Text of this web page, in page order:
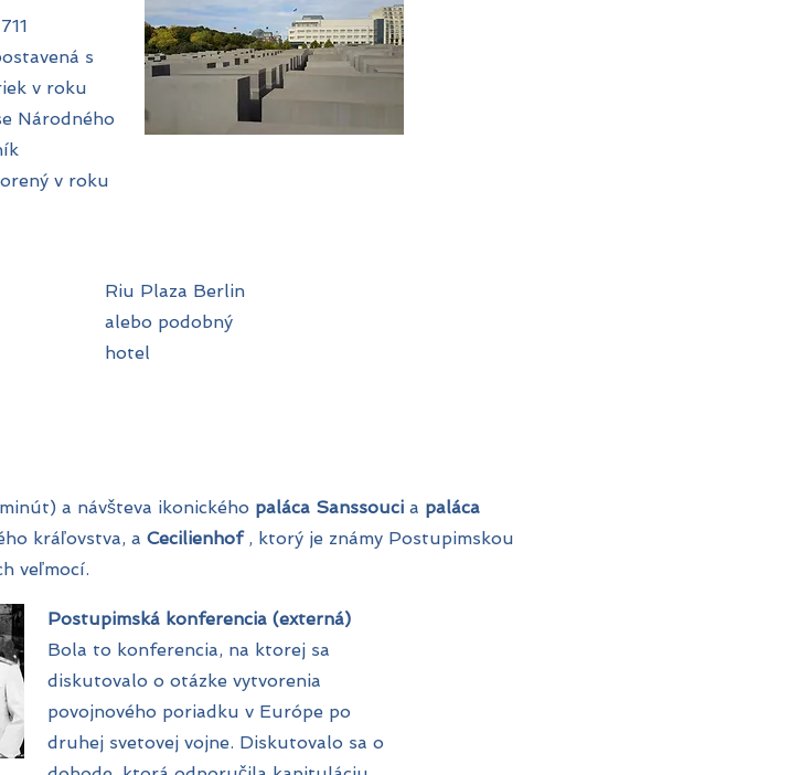
s
v roku
Národného
v roku
Riu Plaza Berlin
alebo podobný
hotel
a návšteva ikonického paláca Sanssouci a paláca
kráľovstva, a Cecilienhof, ktorý je známy Postupimskou
veľmocí.
Postupimská konferencia (externá)
Bola to konferencia, na ktorej sa
diskutovalo o otázke vytvorenia
povojnového poriadku v Európe po
druhej svetovej vojne. Diskutovalo sa o